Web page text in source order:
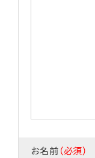
お名前 （必須）